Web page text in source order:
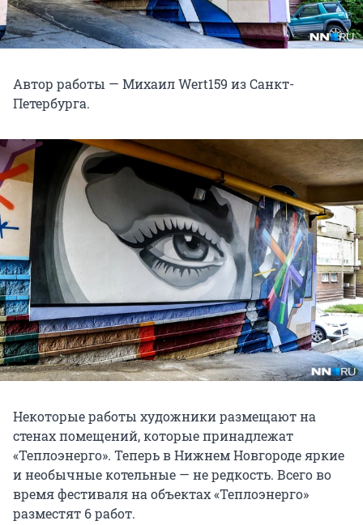
Автор работы — Михаил Wert159 из Санкт-
Петербурга.
Некоторые работы художники размещают на
стенах помещений, которые принадлежат
«Теплоэнерго». Теперь в Нижнем Новгороде яркие
и необычные котельные — не редкость. Всего во
время фестиваля на объектах «Теплоэнерго»
разместят 6 работ.